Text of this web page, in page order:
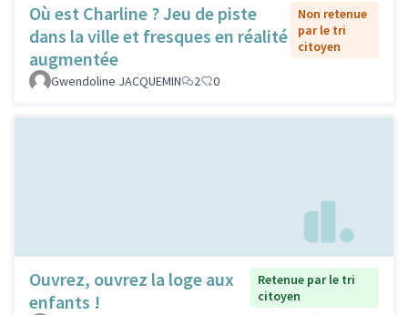
Où est Charline ? Jeu de piste
dans la ville et fresques en réalité
augmentée
Non retenue
par le tri
citoyen
Gwendoline JACQUEMIN 2 0
Ouvrez, ouvrez la loge aux
enfants !
Retenue par le tri
citoyen